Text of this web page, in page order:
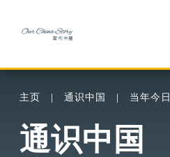
主页 通识中国 当年今日
通识中国